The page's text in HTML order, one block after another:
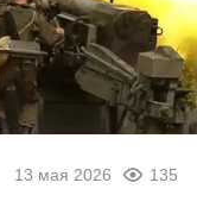
13 мая 2026 135